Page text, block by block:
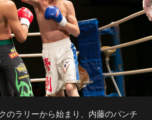
のラリーから始まり、内藤のパンチ